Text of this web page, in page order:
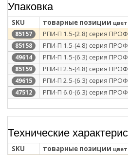
Упаковка
SKU товарные позиции
85157 РПИ-П 1.5-(2.8) серия
85158 РПИ-П 1.5-(4.8) серия
49614 РПИ-П 1.5-(6.3) серия
85159 РПИ-П 2.5-(4.8) серия
49615 РПИ-П 2.5-(6.3) серия
47512 РПИ-П 6.0-(6.3) серия
Технические
SKU товарные позиции